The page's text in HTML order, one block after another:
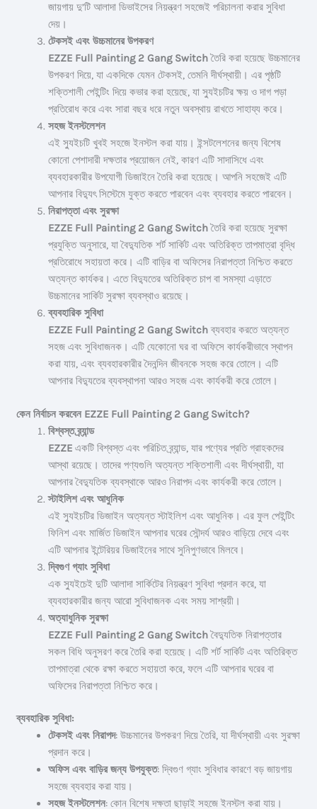
জায়গায় দু’টি আলাদা ডিভাইসের নিয়ন্ত্রণ সহজেই পরিচালনা করার সুবিধা
দেয়।
টেকসই এবং উচ্চমানের উপকরণ
EZZE Full Painting 2 Gang Switchতৈরি করা হয়েছে উচ্চমানের
উপকরণ দিয়ে, যা একদিকে যেমন টেকসই, তেমনি দীর্ঘস্থায়ী। এর পৃষ্ঠটি
শক্তিশালী পেইন্টিং দিয়ে কভার করা হয়েছে, যা স্যুইচটির ক্ষয় ও দাগ পড়া
প্রতিরোধ করে এবং সারা বছর ধরে নতুন অবস্থায় রাখতে সাহায্য করে।
সহজ ইনস্টলেশন
এই স্যুইচটি খুবই সহজে ইনস্টল করা যায়। ইন্সটলেশনের জন্য বিশেষ
কোনো পেশাদারী দক্ষতার প্রয়োজন নেই, কারণ এটি সাদাসিধে এবং
ব্যবহারকারীর উপযোগী ডিজাইনে তৈরি করা হয়েছে। আপনি সহজেই এটি
আপনার বিদ্যুৎ সিস্টেমে যুক্ত করতে পারবেন এবং ব্যবহার করতে পারবেন।
নিরাপত্তা এবং সুরক্ষা
EZZE Full Painting 2 Gang Switchতৈরি করা হয়েছে সুরক্ষা
প্রযুক্তি অনুসারে, যা বৈদ্যুতিক শর্ট সার্কিট এবং অতিরিক্ত তাপমাত্রা বৃদ্ধি
প্রতিরোধে সহায়তা করে। এটি বাড়ির বা অফিসের নিরাপত্তা নিশ্চিত করতে
অত্যন্ত কার্যকর। এতে বিদ্যুতের অতিরিক্ত চাপ বা সমস্যা এড়াতে
উচ্চমানের সার্কিট সুরক্ষা ব্যবস্থাও রয়েছে।
ব্যবহারিক সুবিধা
EZZE Full Painting 2 Gang Switch ব্যবহার করতে অত্যন্ত
সহজ এবং সুবিধাজনক। এটি যেকোনো ঘর বা অফিসে কার্যকরীভাবে স্থাপন
করা যায়, এবং ব্যবহারকারীর দৈনন্দিন জীবনকে সহজ করে তোলে। এটি
আপনার বিদ্যুতের ব্যবস্থাপনা আরও সহজ এবং কার্যকরী করে তোলে।
কেন নির্বাচন করবেন EZZE Full Painting 2 Gang Switch?
বিশ্বস্ত ব্র্যান্ড
EZZE একটি বিশ্বস্ত এবং পরিচিত ব্র্যান্ড, যার পণ্যের প্রতি গ্রাহকদের
আস্থা রয়েছে। তাদের পণ্যগুলি অত্যন্ত শক্তিশালী এবং দীর্ঘস্থায়ী, যা
আপনার বৈদ্যুতিক ব্যবস্থাকে আরও নিরাপদ এবং কার্যকরী করে তোলে।
স্টাইলিশ এবং আধুনিক
এই স্যুইচটির ডিজাইন অত্যন্ত স্টাইলিশ এবং আধুনিক। এর ফুল পেইন্টিং
ফিনিশ এবং মার্জিত ডিজাইন আপনার ঘরের সৌন্দর্য আরও বাড়িয়ে দেবে এবং
এটি আপনার ইন্টেরিয়র ডিজাইনের সাথে সুনিপুণভাবে মিলবে।
দ্বিগুণ গ্যাং সুবিধা
এক স্যুইচেই দুটি আলাদা সার্কিটের নিয়ন্ত্রণ সুবিধা প্রদান করে, যা
ব্যবহারকারীর জন্য আরো সুবিধাজনক এবং সময় সাশ্রয়ী।
অত্যাধুনিক সুরক্ষা
EZZE Full Painting 2 Gang Switchবৈদ্যুতিক নিরাপত্তার
সকল বিধি অনুসরণ করে তৈরি করা হয়েছে। এটি শর্ট সার্কিট এবং অতিরিক্ত
তাপমাত্রা থেকে রক্ষা করতে সহায়তা করে, ফলে এটি আপনার ঘরের বা
অফিসের নিরাপত্তা নিশ্চিত করে।
ব্যবহারিক সুবিধা:
টেকসই এবং নিরাপদ: উচ্চমানের উপকরণ দিয়ে তৈরি, যা দীর্ঘস্থায়ী এবং সুরক্ষা
প্রদান করে।
অফিস এবং বাড়ির জন্য উপযুক্ত: দ্বিগুণ গ্যাং সুবিধার কারণে বড় জায়গায়
সহজে ব্যবহার করা যায়।
সহজ ইনস্টলেশন: কোন বিশেষ দক্ষতা ছাড়াই সহজে ইনস্টল করা যায়।